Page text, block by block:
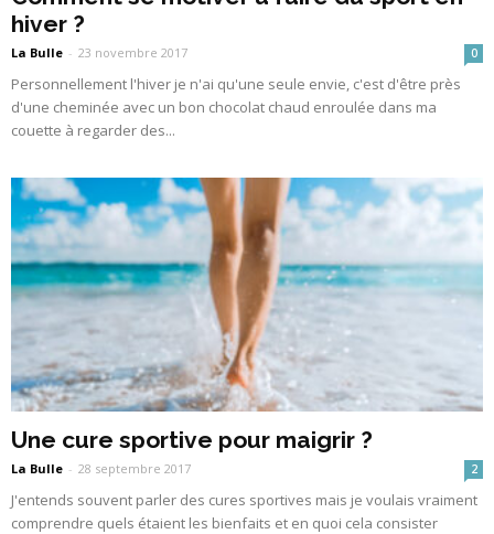
hiver ?
La Bulle - 23 novembre 2017 0
Personnellement l'hiver je n'ai qu'une seule envie, c'est d'être près
d'une cheminée avec un bon chocolat chaud enroulée dans ma
couette à regarder des...
Une cure sportive pour maigrir ?
La Bulle - 28 septembre 2017 2
J'entends souvent parler des cures sportives mais je voulais vraiment
comprendre quels étaient les bienfaits et en quoi cela consister